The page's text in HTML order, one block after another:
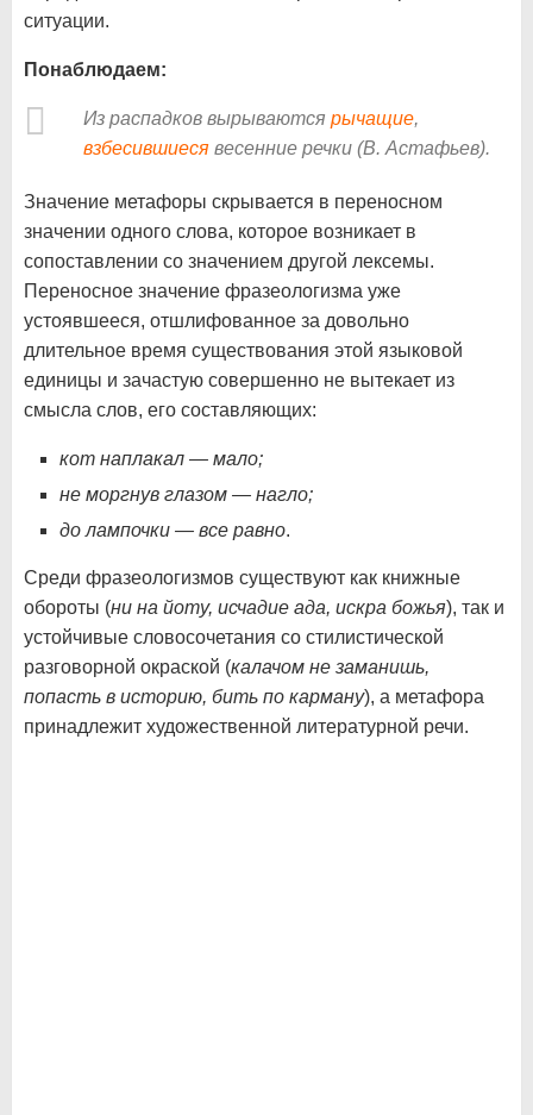
ситуации.
Понаблюдаем:
Из распадков вырываются рычащие,
взбесившиеся весенние речки (В. Астафьев).
Значение метафоры скрывается в переносном
значении одного слова, которое возникает в
сопоставлении со значением другой лексемы.
Переносное значение фразеологизма уже
устоявшееся, отшлифованное за довольно
длительное время существования этой языковой
единицы и зачастую совершенно не вытекает из
смысла слов, его составляющих:
кот наплакал — мало;
не моргнув глазом — нагло;
до лампочки — все равно.
Среди фразеологизмов существуют как книжные
обороты (ни на йоту, исчадие ада, искра божья), так и
устойчивые словосочетания со стилистической
разговорной окраской (калачом не заманишь,
попасть в историю, бить по карману), а метафора
принадлежит художественной литературной речи.